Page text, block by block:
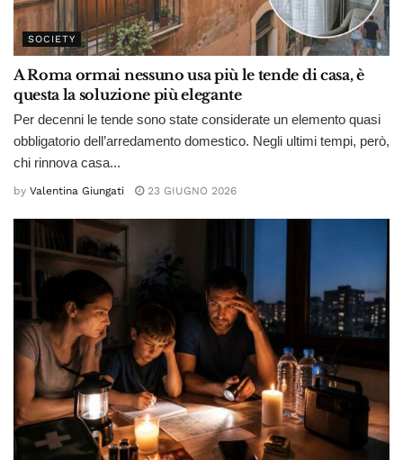
SOCIETY
A Roma ormai nessuno usa più le tende di casa, è
questa la soluzione più elegante
Per decenni le tende sono state considerate un elemento quasi
obbligatorio dell’arredamento domestico. Negli ultimi tempi, però,
chi rinnova casa...
by Valentina Giungati 23 GIUGNO 2026